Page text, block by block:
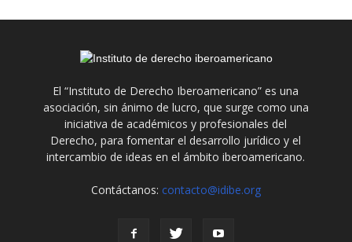
El “Instituto de Derecho Iberoamericano” es una
asociación, sin ánimo de lucro, que surge como una
iniciativa de académicos y profesionales del
Derecho, para fomentar el desarrollo jurídico y el
intercambio de ideas en el ámbito iberoamericano.
Contáctanos: contacto@idibe.org